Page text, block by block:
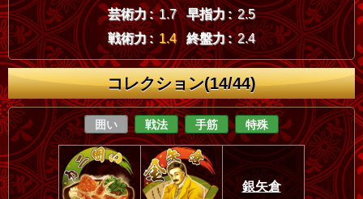
芸術力 : 1.7 早指力 : 2.5
戦術力 : 1.4 終盤力 : 2.4
コレクション(14/44)
囲い 戦法 手筋 特殊
銀矢倉